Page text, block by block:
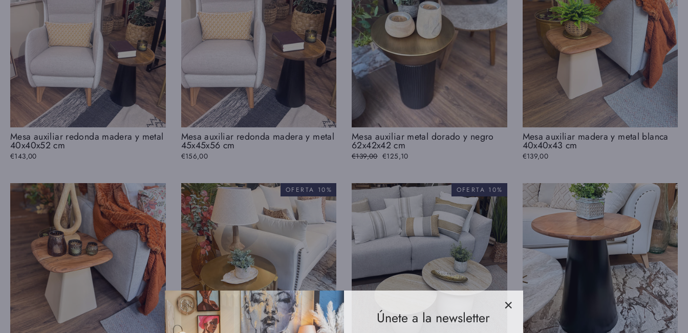
Únete a la newsletter "Cerrar
(esc)"
Mesa auxiliar redonda madera y metal
40x40x52 cm
€143,00
Mesa auxiliar redonda madera y metal
45x45x56 cm
€156,00
Mesa auxiliar metal dorado y negro
62x42x42 cm
Precio
€139,00 Precio
€125,10
Mesa auxiliar madera y metal blanca
40x40x43 cm
€139,00
OFERTA 10% OFERTA 10%